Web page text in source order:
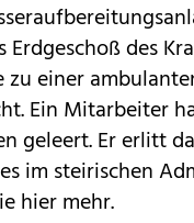
des
einer
Ein Mitarbeiter
geleert. Er erlitt
im steirischen
hier mehr.